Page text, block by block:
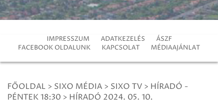
IMPRESSZUM ADATKEZELÉS
ÁSZF
FACEBOOK OLDALUNK
KAPCSOLAT MÉDIAAJÁNLAT
FŐOLDAL > SIXO MÉDIA > SIXO TV > HÍRADÓ -
PÉNTEK 18:30 > HÍRADÓ 2024. 05. 10.